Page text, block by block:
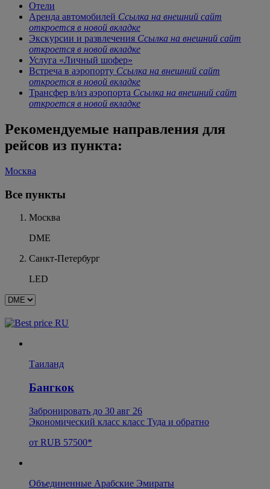
Отели
Аренда автомобилей Ссылка на внешний сайт
откроется в новой вкладке
Экскурсии и развлечения Ссылка на внешний сайт
откроется в новой вкладке
Услуга «Личный шофер»
Встреча в аэропорту Ссылка на внешний сайт
откроется в новой вкладке
Трансфер в/из аэропорта Ссылка на внешний сайт
откроется в новой вкладке
Рекомендуемые направления для
рейсов из пункта:
Москва
Все пункты
Москва
DME
Санкт-Петербург
LED
Таиланд
Бангкок
Забронировать до 30 авг 26
Экономический класс класс Туда и обратно
от RUB 57500*
Объединенные Арабские Эмираты